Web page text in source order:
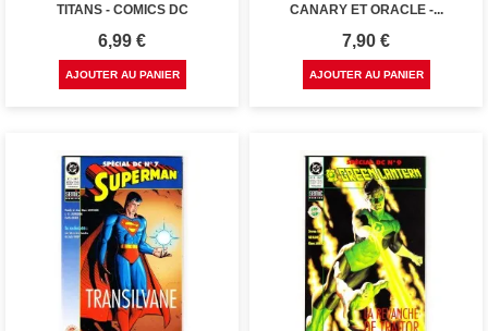
TITANS - COMICS DC
Prix
6,99 €
AJOUTER AU PANIER
CANARY ET ORACLE -...
Prix
7,90 €
AJOUTER AU PANIER